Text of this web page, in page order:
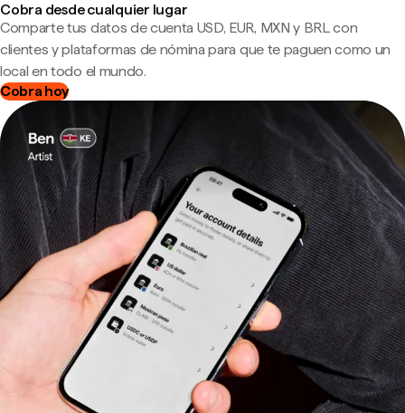
Cobra desde cualquier lugar
Comparte tus datos de cuenta USD, EUR, MXN y BRL con
clientes y plataformas de nómina para que te paguen como un
local en todo el mundo.
Cobra hoy